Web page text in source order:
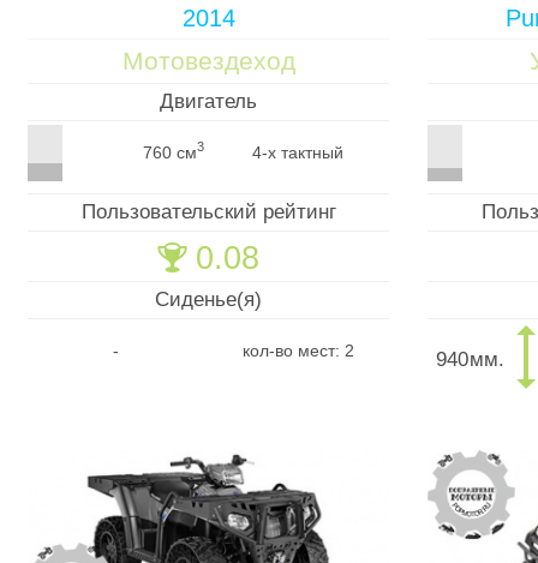
2014
Мотовездеход
Двигатель
760 см3 4-х тактный
Пользовательский рейтинг
🏆 0.08
Сиденье(я)
- кол-во мест: 2 940мм.